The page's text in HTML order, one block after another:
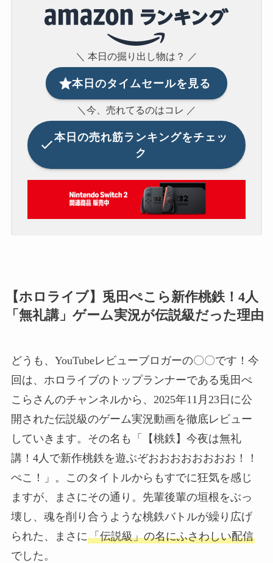
＼ 本日の掘り出し物は？ ／
本日のタイムセールを見る
＼今、売れてるのはコレ ／
本日の売れ筋ランキングをチェッ
ク
【ホロライブ】兎田ぺこら新作桃鉄！4人
「無礼講」ゲーム実況が伝説級だった理由
どうも、YouTubeレビューブロガーの〇〇です！今
回は、ホロライブのトップランナーである兎田ぺ
こらさんのチャンネルから、2025年11月23日に公
開された伝説級のゲーム実況動画を徹底レビュー
していきます。その名も「【桃鉄】今夜は無礼
講！4人で新作桃鉄を遊ぶぞおおおおおおおお！！
ぺこ！」。このタイトルからもすでに狂気を感じ
ますが、まさにその通り。先輩後輩の垣根をぶっ
壊し、魂を削り合うような桃鉄バトルが繰り広げ
られた、まさに「伝説級」の名にふさわしい配信
でした。